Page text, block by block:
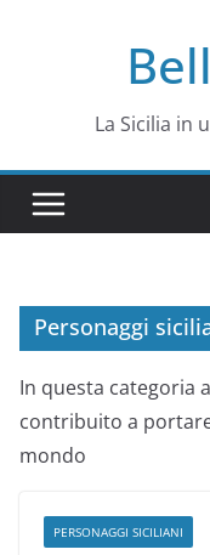
La Sicilia in
Personaggi
In questa categoria
contribuito a
mondo
PERSONAGGI SICILIANI